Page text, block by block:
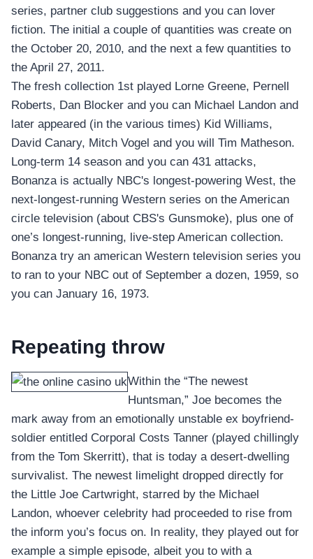
series, partner club suggestions and you can lover
fiction. The initial a couple of quantities was create on
the October 20, 2010, and the next a few quantities to
the April 27, 2011.
The fresh collection 1st played Lorne Greene, Pernell
Roberts, Dan Blocker and you can Michael Landon and
later appeared (in the various times) Kid Williams,
David Canary, Mitch Vogel and you will Tim Matheson.
Long-term 14 season and you can 431 attacks,
Bonanza is actually NBC's longest-powering West, the
next-longest-running Western series on the American
circle television (about CBS's Gunsmoke), plus one of
one’s longest-running, live-step American collection.
Bonanza try an american Western television series you
to ran to your NBC out of September a dozen, 1959, so
you can January 16, 1973.
Repeating throw
Within the “The newest
Huntsman,” Joe becomes the
mark away from an emotionally unstable ex boyfriend-
soldier entitled Corporal Costs Tanner (played chillingly
from the Tom Skerritt), that is today a desert-dwelling
survivalist. The newest limelight dropped directly for
the Little Joe Cartwright, starred by the Michael
Landon, whoever celebrity had proceeded to rise from
the inform you’s focus on. In reality, they played out for
example a simple episode, albeit you to with a